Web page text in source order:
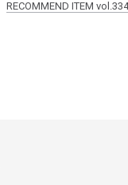
RECOMMEND ITEM vol.334